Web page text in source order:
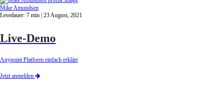
Mike Amundsen
Lesedauer: 7 min | 23 August, 2021
Live-Demo
Anypoint Platform einfach erklärt
Jetzt anmelden